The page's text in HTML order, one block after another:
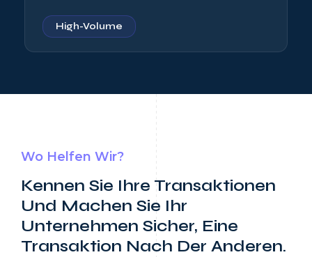
High-Volume
Wo Helfen Wir?
Kennen Sie Ihre Transaktionen
Und Machen Sie Ihr
Unternehmen Sicher, Eine
Transaktion Nach Der Anderen.